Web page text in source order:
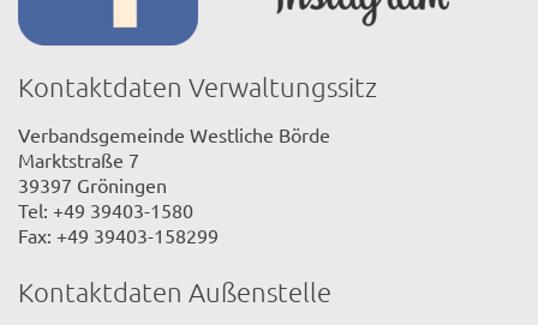
Kontaktdaten Verwaltungssitz
Verbandsgemeinde Westliche Börde
Marktstraße 7
39397 Gröningen
Tel: +49 39403-1580
Fax: +49 39403-158299
Kontaktdaten Außenstelle